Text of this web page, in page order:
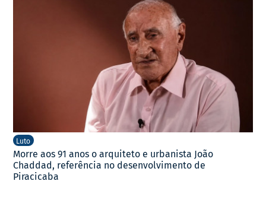
Luto
Morre aos 91 anos o arquiteto e urbanista João
Chaddad, referência no desenvolvimento de
Piracicaba